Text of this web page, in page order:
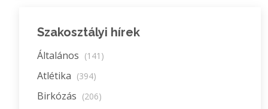
Szakosztályi hírek
Általános (141)
Atlétika (394)
Birkózás (206)